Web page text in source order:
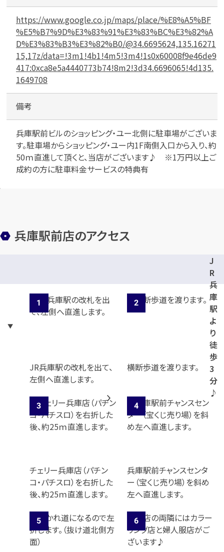
https://www.google.co.jp/maps/place/%E8%A5%BF
%E5%B7%9D%E3%83%91%E3%83%BC%E3%82%A
D%E3%83%B3%E3%82%B0/@34.6695624,135.16271
15,17z/data=!3m1!4b1!4m5!3m4!1s0x60008f9e46de9
417:0xca8e5a4440773b74!8m2!3d34.6696065!4d135.
1649708
備考
兵庫駅前ビルのショッピング・ユー北側に駐車場がございま
す。駐車場からショッピング・ユー内1F南側入口から入り、約
50ｍ直進して頂くと、当店がございます♪ ※1万円以上ご
成約の方に駐車料金サービスの特典有
兵庫駅前店のアクセス
J
R
兵
庫
駅
よ
り
徒
歩
3
分
♪
JR兵庫駅の改札を出て、
左側へ直進します。
横断歩道を渡ります。
チェリー兵庫店（パチン
コ・パチスロ）を右折した
後、約25ｍ直進します。
兵庫駅前チャンスセンタ
ー（宝くじ売り場）を斜め
左へ直進します。